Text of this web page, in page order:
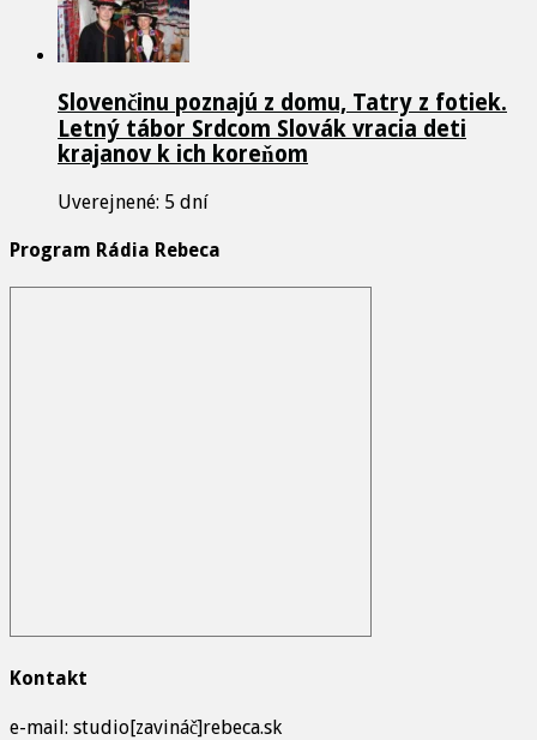
Slovenčinu poznajú z domu, Tatry z fotiek.
Letný tábor Srdcom Slovák vracia deti
krajanov k ich koreňom
Uverejnené: 5 dní
Program Rádia Rebeca
Kontakt
e-mail: studio[zavináč]rebeca.sk